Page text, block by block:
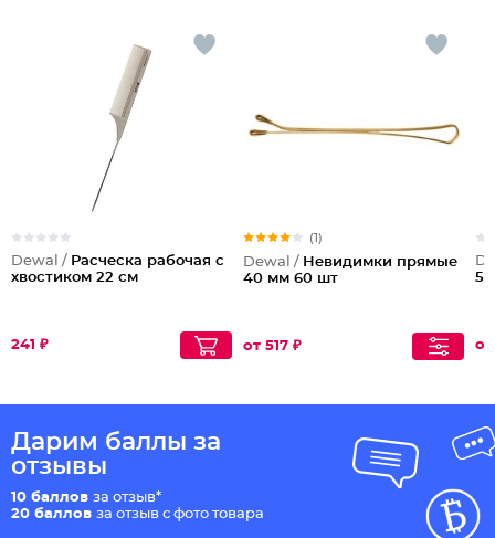
Dewal / Расческа рабочая с
хвостиком 22 см
241 ₽
(1)
Dewal / Невидимки прямые
40 мм 60 шт
от 517 ₽ от
Дарим баллы за
отзывы
10 баллов за отзыв*
20 баллов за отзыв с фото товара